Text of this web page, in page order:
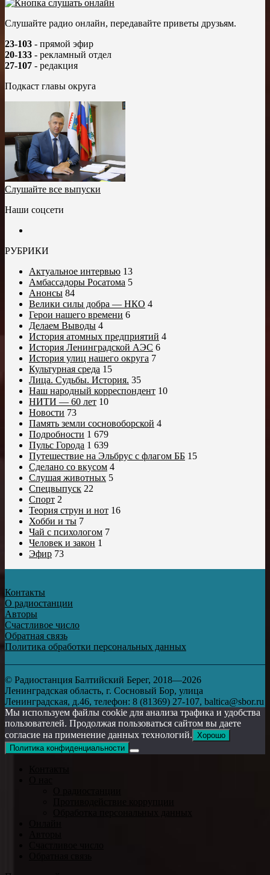
Слушайте радио онлайн, передавайте приветы друзьям.
23-103 - прямой эфир
20-133 - рекламный отдел
27-107 - редакция
Подкаст главы округа
Слушайте все выпуски
Наши соцсети
РУБРИКИ
Актуальное интервью 13
Амбассадоры Росатома 5
Анонсы 84
Велики силы добра — НКО 4
Герои нашего времени 6
Делаем Выводы 4
История атомных предприятий 4
История Ленинградской АЭС 6
История улиц нашего округа 7
Культурная среда 15
Лица. Судьбы. История. 35
Наш народный корреспондент 10
НИТИ — 60 лет 10
Новости 73
Память земли сосновоборской 4
Подробности 1 679
Пульс Города 1 639
Путешествие на Эльбрус с флагом ББ 15
Сделано со вкусом 4
Слушая животных 5
Спецвыпуск 22
Спорт 2
Теория струн и нот 16
Хобби и ты 7
Чай с психологом 7
Человек и закон 1
Эфир 73
Контакты
О радиостанции
Авторы
Счастливое число
Обратная связь
Политика обработки персональных данных
© Радиостанция Балтийский Берег, 2018—2026
Ленинградская область, г. Сосновый Бор, улица
Ленинградская, д.46, телефон: 8 (81369) 27-107, baltica@sbor.ru
Мы используем файлы cookie для анализа трафика и удобства
пользователей. Продолжая пользоваться сайтом вы даете
согласие на применение данных технологий. Хорошо
Политика конфиденциальности